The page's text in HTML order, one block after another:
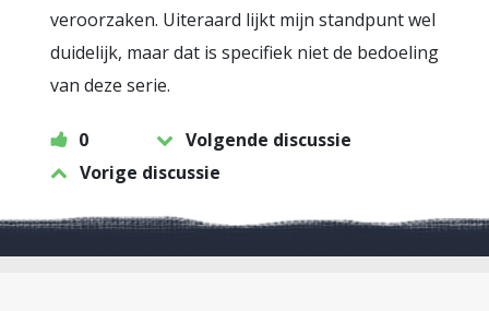
veroorzaken. Uiteraard lijkt mijn standpunt wel
duidelijk, maar dat is specifiek niet de bedoeling
van deze serie.
0
Volgende discussie
Vorige discussie